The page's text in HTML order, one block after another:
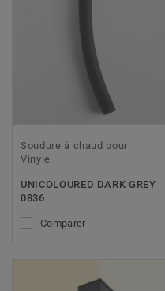
Soudure à chaud pour
Vinyle
UNICOLOURED DARK GREY
0836
Comparer